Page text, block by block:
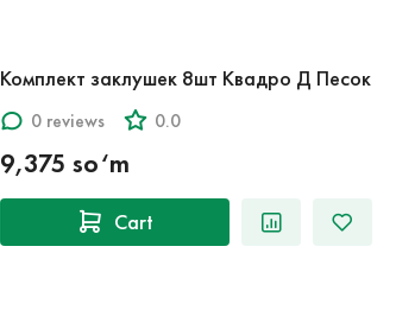
Комплект заклушек 8шт Квадро Д Песок
0 reviews 0.0
9,375 so‘m
Cart